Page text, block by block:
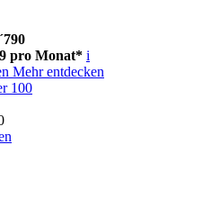
pro Monat* i
Mehr entdecken
100